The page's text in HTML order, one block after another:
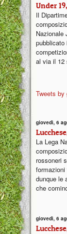
Under
Il
Nazionale
pubblicato
al via il 12
Tweets
giovedì, 6
La Lega
rossoneri
dunque le
che
giovedì, 6